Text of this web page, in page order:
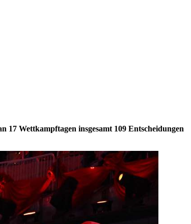
Wettkampftagen insgesamt 109 Entscheidungen